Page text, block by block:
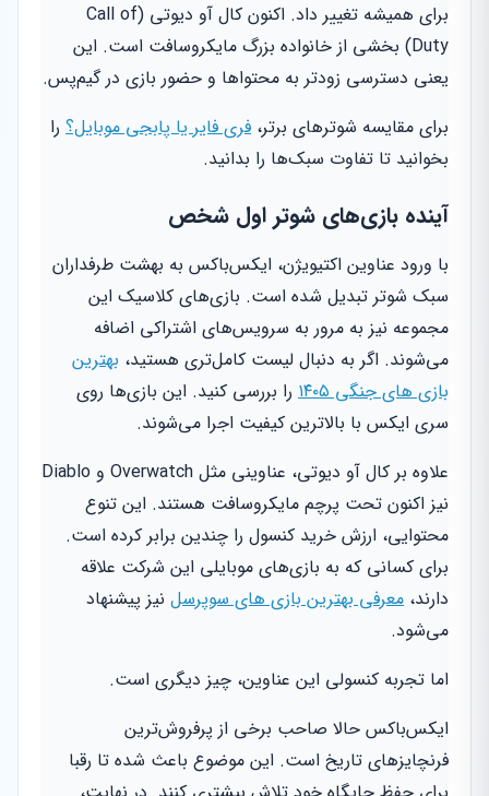
برای همیشه تغییر داد. اکنون کال آو دیوتی (Call of
Duty) بخشی از خانواده بزرگ مایکروسافت است. این
یعنی دسترسی زودتر به محتواها و حضور بازی در گیم‌پس.
برای مقایسه شوترهای برتر، فری فایر یا پابجی موبایل؟ را
بخوانید تا تفاوت سبک‌ها را بدانید.
آینده بازی‌های شوتر اول شخص
با ورود عناوین اکتیویژن، ایکس‌باکس به بهشت طرفداران
سبک شوتر تبدیل شده است. بازی‌های کلاسیک این
مجموعه نیز به مرور به سرویس‌های اشتراکی اضافه
می‌شوند. اگر به دنبال لیست کامل‌تری هستید، بهترین
بازی های جنگی ۱۴۰۵
را بررسی کنید. این بازی‌ها روی
سری ایکس با بالاترین کیفیت اجرا می‌شوند.
علاوه بر کال آو دیوتی، عناوینی مثل Overwatch و Diablo
نیز اکنون تحت پرچم مایکروسافت هستند. این تنوع
محتوایی، ارزش خرید کنسول را چندین برابر کرده است.
برای کسانی که به بازی‌های موبایلی این شرکت علاقه
دارند، معرفی بهترین بازی های سوپرسل نیز پیشنهاد
می‌شود.
اما تجربه کنسولی این عناوین، چیز دیگری است.
ایکس‌باکس حالا صاحب برخی از پرفروش‌ترین
فرنچایزهای تاریخ است. این موضوع باعث شده تا رقبا